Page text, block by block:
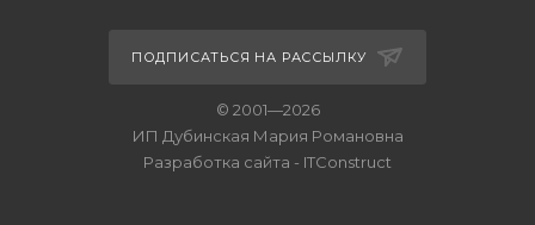
ПОДПИСАТЬСЯ НА РАССЫЛКУ
© 2001—2026
ИП Дубинская Мария Романовна
Разработка сайта - ITConstruct